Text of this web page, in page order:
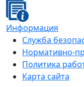
Информация
Служба
Нормативно-
Политика
Карта сайта